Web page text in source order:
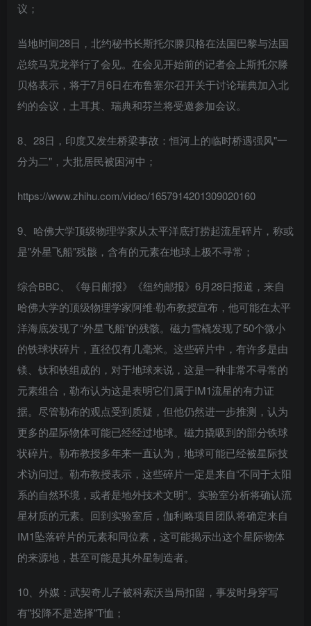
议；
当地时间28日，北约秘书长斯托尔滕贝格在法国巴黎与法国
总统马克龙举行了会见。在会见开始前的记者会上斯托尔滕
贝格表示，将于7月6日在布鲁塞尔召开关于讨论瑞典加入北
约的会议，土耳其、瑞典和芬兰将受邀参加会议。
8、28日，印度又发生桥梁事故：恒河上的临时桥遇强风"一
分为二"，大批居民被困河中；
https://www.zhihu.com/video/1657914201309020160
9、哈佛大学顶级物理学家从太平洋底打捞起流星碎片，称或
是"外星飞船"残骸，含有的元素在地球上极不寻常；
综合BBC、《每日邮报》《纽约邮报》6月28日报道，来自
哈佛大学的顶级物理学家阿维·勒布教授宣布，他可能在太平
洋海底发现了“外星飞船”的残骸。磁力雪橇发现了50个微小
的铁球状碎片，直径仅有几毫米。这些碎片中，有许多是由
镁、钛和铁组成的，对于地球来说，这是一种非常不寻常的
元素组合，勒布认为这是表明它们属于IM1流星的有力证
据。尽管勒布的观点受到质疑，但他仍然进一步推测，认为
更多的星际物体可能已经经过地球。磁力撬吸到的部分铁球
状碎片。勒布教授多年来一直认为，地球可能已经被星际技
术访问过。勒布教授表示，这些碎片一定是来自“不同于太阳
系的自然环境，或者是地外技术文明”。实验室分析将确认流
星材质的元素。回到实验室后，伽利略项目团队将确定来自
IM1坠落碎片的元素和同位素，这可能揭示出这个星际物体
的来源地，甚至可能是其外星制造者。
10、外媒：武契奇儿子被科索沃当局扣留，事发时身穿写
有"投降不是选择"T恤；